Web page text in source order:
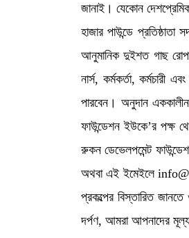
জানাই। যেকোন
হাজার পাউন্ডে
আনুমানিক দুইশত গাছ রোপন
নার্স, কর্মকর্তা, কর্মচারী
পারবেন। অনুদান
ফাউন্ডেশন ইউকে’র পক্ষ
রুকন ডেভেলপমেন্ট
অথবা এই ইমেইলে
প্রকল্পের বিস্তারিত
দর্পণ, আমরা আপনাদের